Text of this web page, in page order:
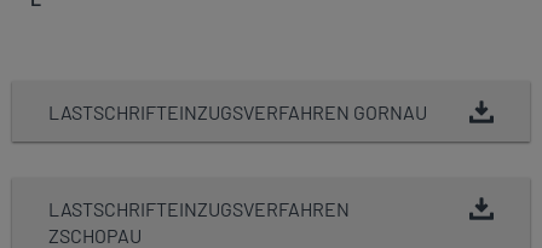
LASTSCHRIFTEINZUGSVERFAHREN GORNAU
LASTSCHRIFTEINZUGSVERFAHREN
ZSCHOPAU